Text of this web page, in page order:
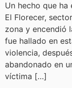
Un hecho que
El Florecer,
zona y encendió
fue hallado en
violencia,
abandonado en
víctima […]